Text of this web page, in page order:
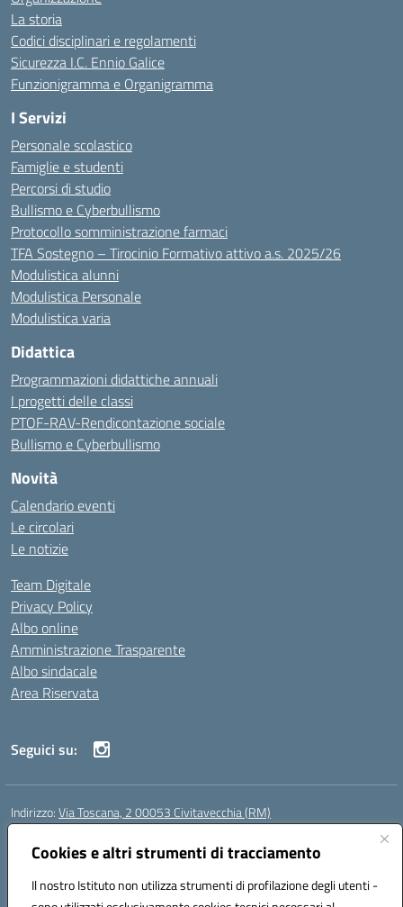
Cookies e altri strumenti di tracciamento
Il nostro Istituto non utilizza strumenti di profilazione degli utenti -
La storia
Codici disciplinari e regolamenti
Sicurezza I.C. Ennio Galice
Funzionigramma e Organigramma
I Servizi
Personale scolastico
Famiglie e studenti
Percorsi di studio
Bullismo e Cyberbullismo
Protocollo somministrazione farmaci
TFA Sostegno – Tirocinio Formativo attivo a.s. 2025/26
Modulistica alunni
Modulistica Personale
Modulistica varia
Didattica
Programmazioni didattiche annuali
I progetti delle classi
PTOF-RAV-Rendicontazione sociale
Bullismo e Cyberbullismo
Novità
Calendario eventi
Le circolari
Le notizie
Team Digitale
Privacy Policy
Albo online
Amministrazione Trasparente
Albo sindacale
Area Riservata
Seguici su:
Indirizzo:Via Toscana, 2 00053 Civitavecchia (RM)
Centralino:
Posta elettronica certificata (PEC):rmic8b900g@pec.istruzione.it
Codice fiscale: 91038380589
Codice meccanografico:RMIC8B900G